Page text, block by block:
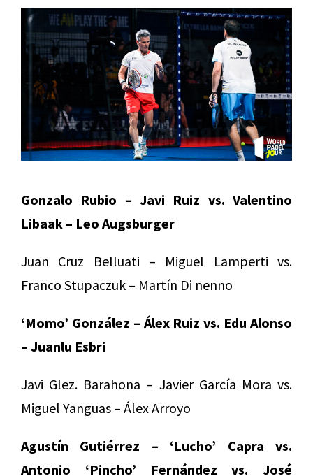
Gonzalo Rubio – Javi Ruiz vs. Valentino
Libaak – Leo Augsburger
Juan Cruz Belluati – Miguel Lamperti vs.
Franco Stupaczuk – Martín Di nenno
‘Momo’ González – Álex Ruiz vs. Edu Alonso
– Juanlu Esbri
Javi Glez. Barahona – Javier García Mora vs.
Miguel Yanguas – Álex Arroyo
Agustín Gutiérrez – ‘Lucho’ Capra vs.
Antonio ‘Pincho’ Fernández vs. José